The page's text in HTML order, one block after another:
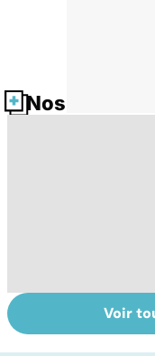
Nos fiches
Automne-
le temps de la
Voir